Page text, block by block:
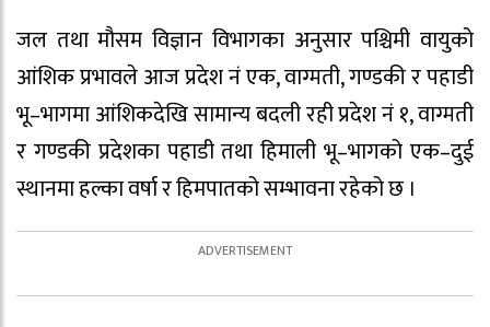
जल तथा मौसम विज्ञान विभागका अनुसार पश्चिमी वायुको
आंशिक प्रभावले आज प्रदेश नं एक, वाग्मती, गण्डकी र पहाडी
भू–भागमा आंशिकदेखि सामान्य बदली रही प्रदेश नं १, वाग्मती
र गण्डकी प्रदेशका पहाडी तथा हिमाली भू–भागको एक–दुई
स्थानमा हल्का वर्षा र हिमपातको सम्भावना रहेको छ ।